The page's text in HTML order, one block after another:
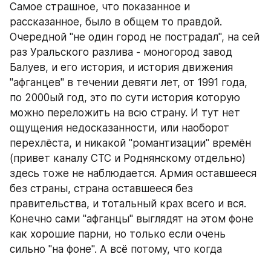
Самое страшное, что показанное и
рассказанное, было в общем то правдой.
Очередной "не один город не пострадал", на сей
раз Уральского разлива - моногород завод
Балуев, и его история, и история движения
"афганцев" в течении девяти лет, от 1991 года,
по 2000ый год, это по сути история которую
можно переложить на всю страну. И тут нет
ощущения недосказанности, или наоборот
перехлёста, и никакой "романтизации" времён
(привет каналу СТС и Роднянскому отдельно)
здесь тоже не наблюдается. Армия оставшееся
без страны, страна оставшееся без
правительства, и тотальный крах всего и вся.
Конечно сами "афганцы" выглядят на этом фоне
как хорошие парни, но только если очень
сильно "на фоне". А всё потому, что когда